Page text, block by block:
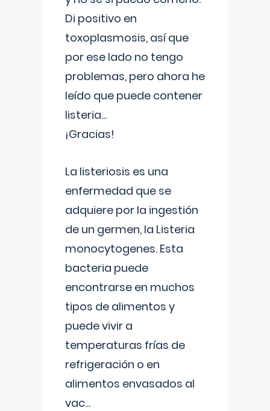
Di positivo en
toxoplasmosis, así que
por ese lado no tengo
problemas, pero ahora he
leído que puede contener
listeria...
¡Gracias!
La listeriosis es una
enfermedad que se
adquiere por la ingestión
de un germen, la Listeria
monocytogenes. Esta
bacteria puede
encontrarse en muchos
tipos de alimentos y
puede vivir a
temperaturas frías de
refrigeración o en
alimentos envasados al
vac...